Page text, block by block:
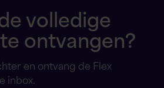
volledige
ontvangen?
en ontvang de Flex
inbox.